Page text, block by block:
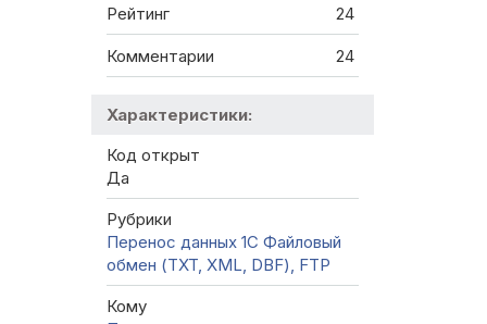
Рейтинг 24
Комментарии 24
Характеристики:
Код открыт
Да
Рубрики
Перенос данных 1C Файловый
обмен (TXT, XML, DBF), FTP
Кому